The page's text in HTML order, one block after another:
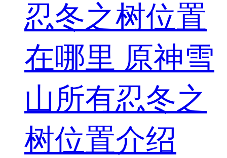
忍冬之树位置
在哪里 原神雪
山所有忍冬之
树位置介绍